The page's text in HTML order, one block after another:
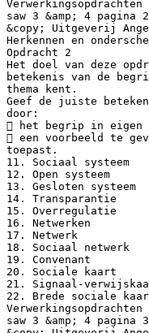
saw 3 &amp; 4 pagina 2
&copy; Uitgeverij
Herkennen en
Opdracht 2
Het doel van deze
betekenis van de
thema kent.
Geef de juiste
door:
 het begrip in eigen
 een voorbeeld te
toepast.
11. Sociaal systeem
12. Open systeem
13. Gesloten systeem
14. Transparantie
15. Overregulatie
16. Netwerken
17. Netwerk
18. Sociaal netwerk
19. Convenant
20. Sociale kaart
21. Signaal-
22. Brede sociale
saw 3 &amp; 4 pagina 3